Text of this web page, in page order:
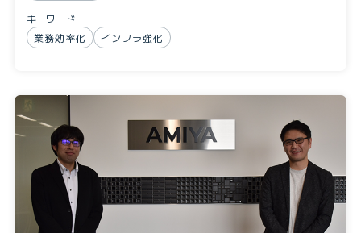
キーワード
業務効率化
インフラ強化